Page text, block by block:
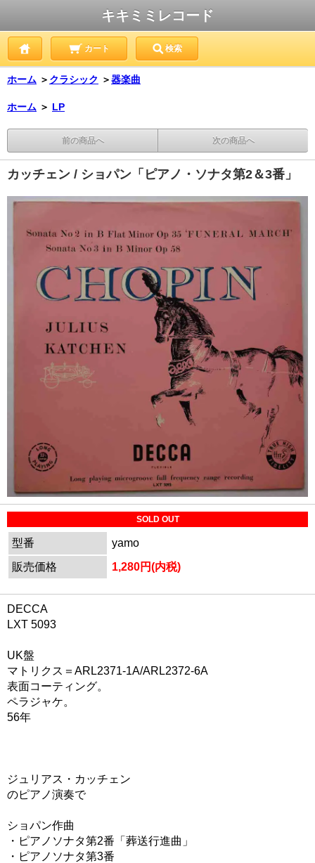
キキミミレコード
カート 検索
ホーム ＞ クラシック ＞器楽曲
ホーム ＞ LP
前の商品へ 次の商品へ
カッチェン / ショパン「ピアノ・ソナタ第2＆3番」
SOLD OUT
型番
yamo
販売価格
1,280円(内税)
DECCA
LXT 5093
UK盤
マトリクス＝ARL2371-1A/ARL2372-6A
表面コーティング。
ペラジャケ。
56年
ジュリアス・カッチェン
のピアノ演奏で
ショパン作曲
・ピアノソナタ第2番「葬送行進曲」
・ピアノソナタ第3番